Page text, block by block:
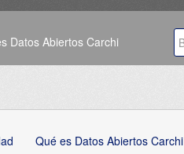
Datos Abiertos Carchi
Qué es Datos Abiertos Carchi